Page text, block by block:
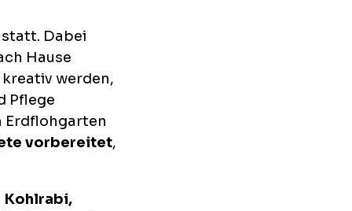
Dabei
Hause
werden,
Pflege
Erdflohgarten
vorbereitet,
Kohlrabi,